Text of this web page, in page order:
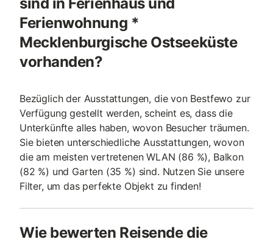
Ferienwohnung *
Mecklenburgische Ostseeküste
vorhanden?
Bezüglich der Ausstattungen, die von Bestfewo zur
Verfügung gestellt werden, scheint es, dass die
Unterkünfte alles haben, wovon Besucher träumen.
Sie bieten unterschiedliche Ausstattungen, wovon
die am meisten vertretenen WLAN (86 %), Balkon
(82 %) und Garten (35 %) sind. Nutzen Sie unsere
Filter, um das perfekte Objekt zu finden!
Wie bewerten Reisende die